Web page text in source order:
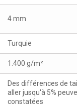
4 mm
Turquie
1.400 g/m²
Des différences de
aller jusqu'à 5%
constatées